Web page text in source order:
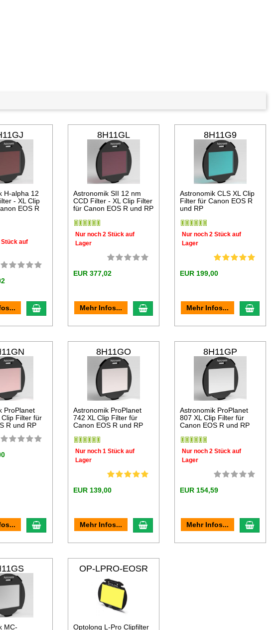
H-alpha 12
- XL Clip
EOS R
auf
In den Warenkorb
8H11GL
Astronomik SII 12 nm
CCD Filter - XL Clip Filter
für Canon EOS R und RP
Nur noch 2 Stück auf
Lager
EUR 377,02
Mehr Infos... In den Warenkorb
8H11G9
Astronomik CLS XL Clip
Filter für Canon EOS R
und RP
Nur noch 2 Stück auf
Lager
EUR 199,00
Mehr Infos... In den
ProPlanet
Clip Filter für
R und RP
In den Warenkorb
8H11GO
Astronomik ProPlanet
742 XL Clip Filter für
Canon EOS R und RP
Nur noch 1 Stück auf
Lager
EUR 139,00
Mehr Infos... In den Warenkorb
8H11GP
Astronomik ProPlanet
807 XL Clip Filter für
Canon EOS R und RP
Nur noch 2 Stück auf
Lager
EUR 154,59
Mehr Infos... In den
MC-
OP-LPRO-EOSR
Optolong L-Pro Clipfilter